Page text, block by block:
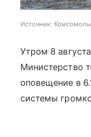
Источник:
Утром 8
Министерство
оповещение в
системы